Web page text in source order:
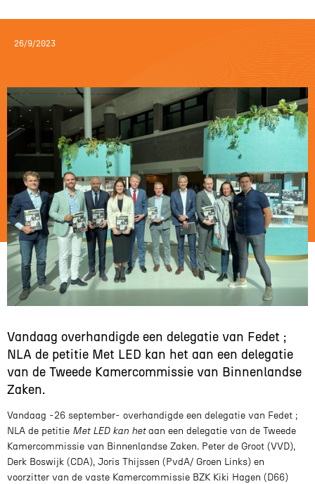
26/9/2023
Vandaag overhandigde een delegatie van Fedet ;
NLA de petitie Met LED kan het aan een delegatie
van de Tweede Kamercommissie van Binnenlandse
Zaken.
Vandaag -26 september- overhandigde een delegatie van Fedet ;
NLA de petitie Met LED kan hetaan een delegatie van de Tweede
Kamercommissie van Binnenlandse Zaken. Peter de Groot (VVD),
Derk Boswijk (CDA), Joris Thijssen (PvdA/ Groen Links) en
voorzitter van de vaste Kamercommissie BZK Kiki Hagen (D66)